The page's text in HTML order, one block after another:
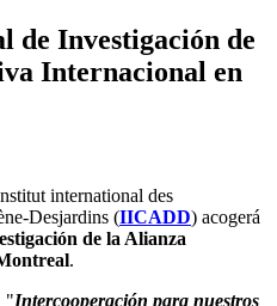
de Investigación de
Internacional en
international des
Desjardins (IICADD) acogerá
de la Alianza
.
"Intercooperación para nuestros